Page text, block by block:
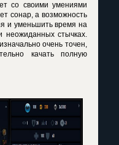
со своими умениями
сонар, а возможность
и уменьшить время на
неожиданных стычках.
очень точен,
качать полную